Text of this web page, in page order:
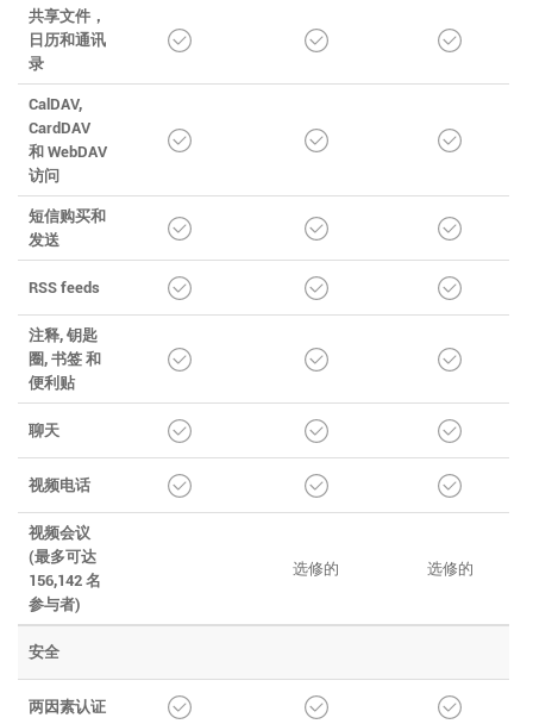
共享文件，
日历和通讯
录
CalDAV,
CardDAV
和 WebDAV
访问
短信购买和
发送
RSS feeds
注释, 钥匙
圈, 书签 和
便利贴
聊天
视频电话
视频会议
(最多可达
156,142 名
参与者)
选修的 选修的
安全
两因素认证